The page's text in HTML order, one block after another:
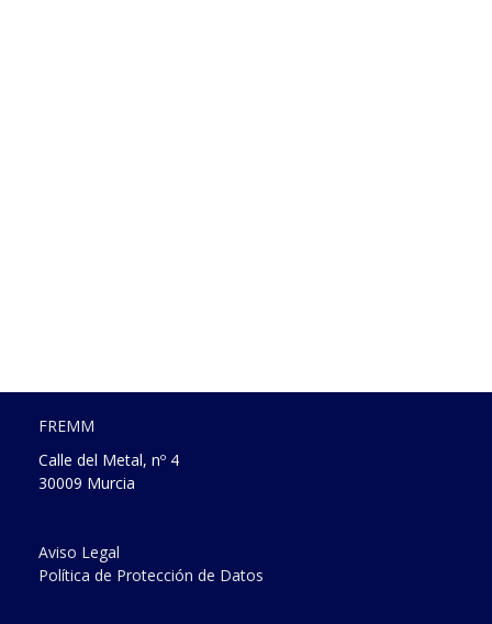
FREMM
Calle del Metal, nº 4
30009 Murcia
Aviso Legal
Política de Protección de Datos